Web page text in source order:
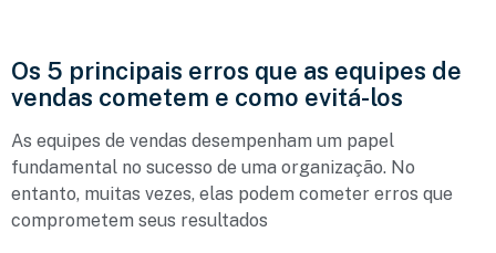
Os 5 principais erros que as equipes de
vendas cometem e como evitá-los
As equipes de vendas desempenham um papel
fundamental no sucesso de uma organização. No
entanto, muitas vezes, elas podem cometer erros que
comprometem seus resultados